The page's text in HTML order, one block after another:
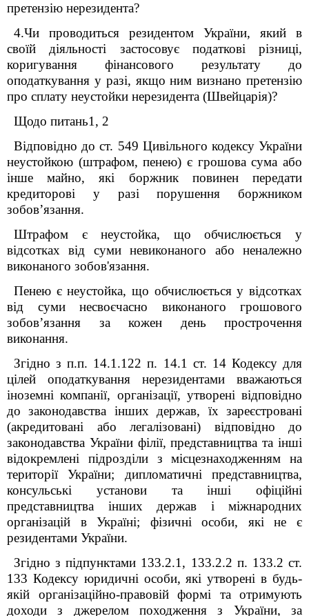
претензію нерезидента?
4.Чи проводиться резидентом України, який в
своїй діяльності застосовує податкові різниці,
коригування фінансового результату до
оподаткування у разі, якщо ним визнано претензію
про сплату неустойки нерезидента (Швейцарія)?
Щодо питань1, 2
Відповідно до ст. 549 Цивільного кодексу України
неустойкою (штрафом, пенею) є грошова сума або
інше майно, які боржник повинен передати
кредиторові у разі порушення боржником
зобов’язання.
Штрафом є неустойка, що обчислюється у
відсотках від суми невиконаного або неналежно
виконаного зобов'язання.
Пенею є неустойка, що обчислюється у відсотках
від суми несвоєчасно виконаного грошового
зобов’язання за кожен день прострочення
виконання.
Згідно з п.п. 14.1.122 п. 14.1 ст. 14 Кодексу для
цілей оподаткування нерезидентами вважаються
іноземні компанії, організації, утворені відповідно
до законодавства інших держав, їх зареєстровані
(акредитовані або легалізовані) відповідно до
законодавства України філії, представництва та інші
відокремлені підрозділи з місцезнаходженням на
території України; дипломатичні представництва,
консульські установи та інші офіційні
представництва інших держав і міжнародних
організацій в Україні; фізичні особи, які не є
резидентами України.
Згідно з підпунктами 133.2.1, 133.2.2 п. 133.2 ст.
133 Кодексу юридичні особи, які утворені в будь-
якій організаційно-правовій формі та отримують
доходи з джерелом походження з України, за